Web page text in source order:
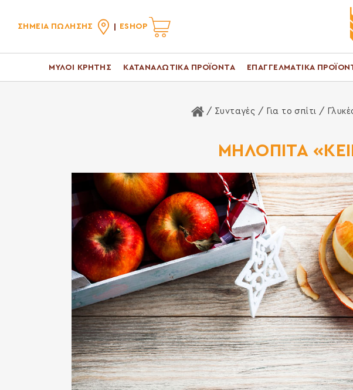
ΣΗΜΕΙΑ ΠΩΛΗΣΗΣ ESHOP
ΜΥΛΟΙ ΚΡΗΤΗΣ ΚΑΤΑΝΑΛΩΤΙΚΑ ΠΡΟΪΟΝΤΑ ΕΠΑΓΓΕΛΜΑΤΙΚΑ
Αρχική Σελίδα
/ Συνταγές / Για το σπίτι /
ΜΗΛΟΠΙΤΑ